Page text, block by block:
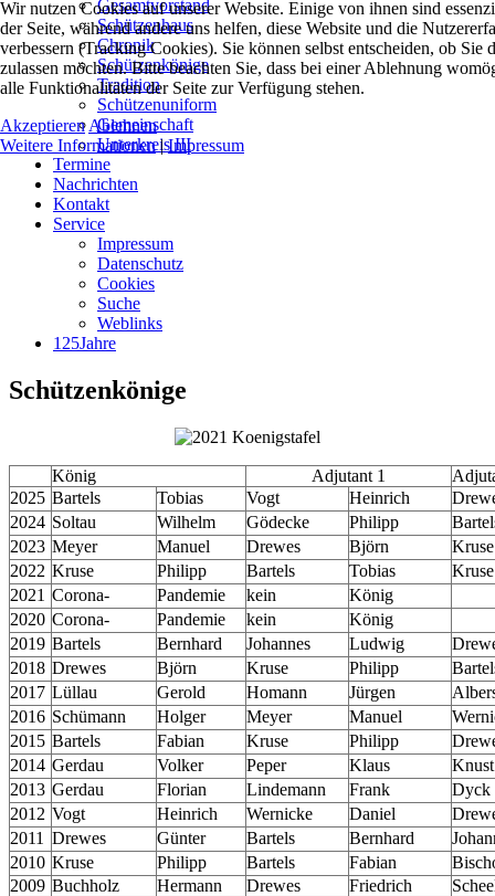
Gesamtvorstand
Schützenhaus
Chronik
Schützenkönige
Tradition
Schützenuniform
Gemeinschaft
Unterkreis III
Termine
Nachrichten
Kontakt
Service
Impressum
Datenschutz
Cookies
Suche
Weblinks
125Jahre
Schützenkönige
König Adjutant 1
2025 Bartels Tobias Vogt Heinrich
2024 Soltau Wilhelm Gödecke Philipp
2023 Meyer Manuel Drewes Björn
Kruse
2022 Kruse Philipp Bartels Tobias
Kruse
2021 Corona- Pandemie kein
König
2020 Corona- Pandemie kein
König
2019 Bartels Bernhard Johannes Ludwig
2018 Drewes Björn Kruse Philipp
2017 Lüllau Gerold Homann Jürgen
2016 Schümann Holger Meyer Manuel
2015 Bartels Fabian Kruse Philipp
2014 Gerdau Volker Peper Klaus
Knust
2013 Gerdau Florian Lindemann Frank
Dyck
2012 Vogt Heinrich Wernicke Daniel
2011 Drewes Günter Bartels Bernhard
2010 Kruse Philipp Bartels Fabian
2009 Buchholz Hermann Drewes Friedrich
Wir nutzen Cookies auf unserer Website. Einige von ihnen sind
der Seite, während andere uns helfen, diese Website und die
verbessern (Tracking Cookies). Sie können selbst entscheiden, ob Sie
zulassen möchten. Bitte beachten Sie, dass bei einer Ablehnung
alle Funktionalitäten der Seite zur Verfügung stehen.
Akzeptieren Ablehnen
Weitere Informationen|Impressum